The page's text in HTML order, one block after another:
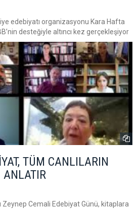
edebiyatı organizasyonu Kara Hafta
desteğiyle altıncı kez gerçekleşiyor
TÜM CANLILARIN
Zeynep Cemali Edebiyat Günü, kitaplara